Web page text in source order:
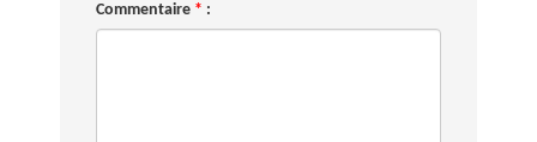
Commentaire * :